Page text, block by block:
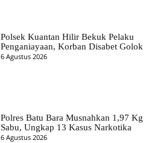
Polsek Kuantan Hilir Bekuk Pelaku
Penganiayaan, Korban Disabet Golok
6 Agustus 2026
Polres Batu Bara Musnahkan 1,97 Kg
Sabu, Ungkap 13 Kasus Narkotika
6 Agustus 2026